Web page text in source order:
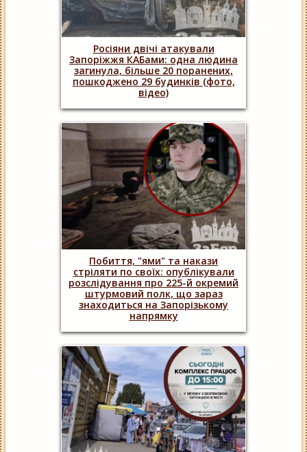
Росіяни двічі атакували
Запоріжжя КАБами: одна людина
загинула, більше 20 поранених,
пошкоджено 29 будинків (фото,
відео)
Побиття, "ями" та накази
стріляти по своїх: опублікували
розслідування про 225-й окремий
штурмовий полк, що зараз
знаходиться на Запорізькому
напрямку